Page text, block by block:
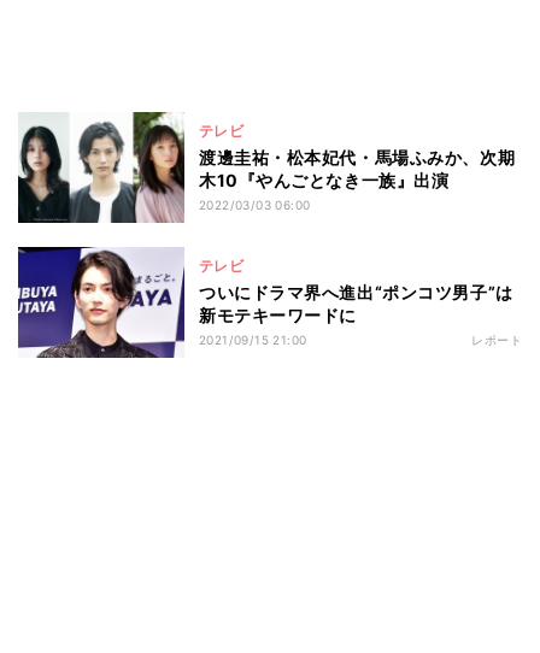
テレビ
渡邊圭祐・松本妃代・馬場ふみか、次期
木10『やんごとなき一族』出演
2022/03/03 06:00
テレビ
ついにドラマ界へ進出“ポンコツ男子”は
新モテキーワードに
2021/09/15 21:00 レポート